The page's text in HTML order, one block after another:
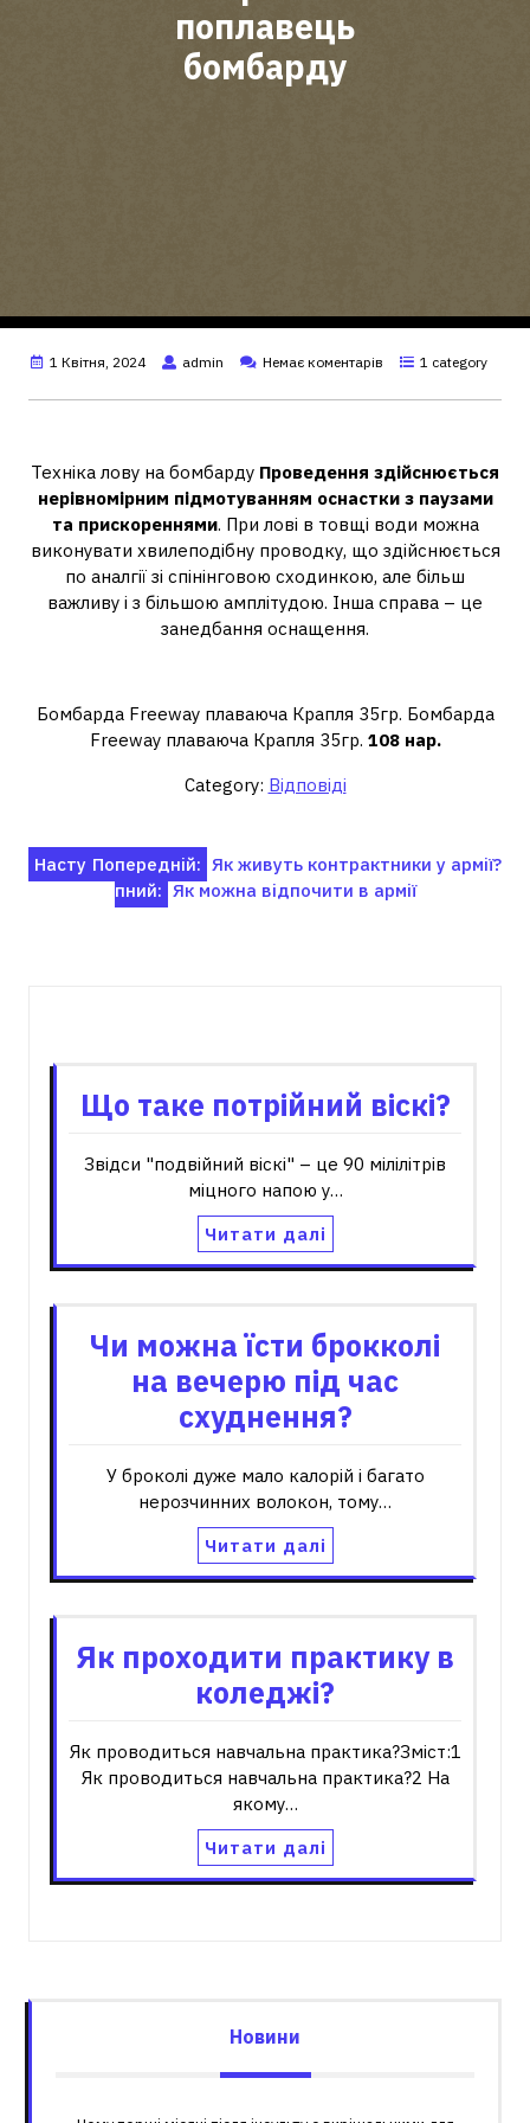
поплавець
бомбарду
1 Квітня, 2024 admin Немає коментарів 1 category
Техніка лову на бомбарду Проведення здійснюється
нерівномірним підмотуванням оснастки з паузами
та прискореннями. При лові в товщі води можна
виконувати хвилеподібну проводку, що здійснюється
по аналгії зі спінінговою сходинкою, але більш
важливу і з більшою амплітудою. Інша справа – це
занедбання оснащення.
Бомбарда Freeway плаваюча Крапля 35гр. Бомбарда
Freeway плаваюча Крапля 35гр. 108 нар.
Category: Відповіді
Навігація
записів
Попередній: Як живуть контрактники у армії?
Насту
пний: Як можна відпочити в армії
Що таке потрійний віскі?
Звідси "подвійний віскі" – це 90 мілілітрів
міцного напою у…
Читати далі
Чи можна їсти брокколі
на вечерю під час
схуднення?
У броколі дуже мало калорій і багато
нерозчинних волокон, тому…
Читати далі
Як проходити практику в
коледжі?
Як проводиться навчальна практика?Зміст:1
Як проводиться навчальна практика?2 На
якому…
Читати далі
Новини